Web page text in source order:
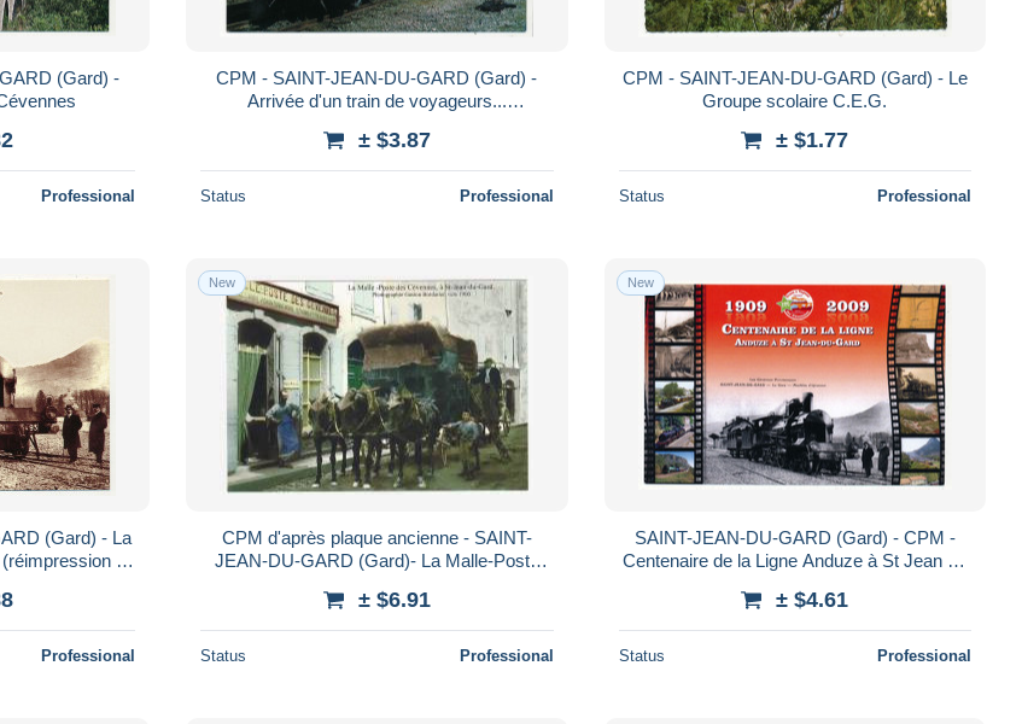
(Gard) -
Professional
CPM - SAINT-JEAN-DU-GARD (Gard) -
Arrivée d'un train de voyageurs...
± $3.87
Status Professional
CPM - SAINT-JEAN-DU-GARD (Gard) - Le
Groupe scolaire C.E.G.
± $1.77
Status Professional
(Gard) - La
de
Professional
New
CPM d'après plaque ancienne - SAINT-
JEAN-DU-GARD (Gard)- La Malle-Poste
Bordarier
± $6.91
Status Professional
New
SAINT-JEAN-DU-GARD (Gard) - CPM -
Centenaire de la Ligne Anduze à St Jean du
± $4.61
Status Professional